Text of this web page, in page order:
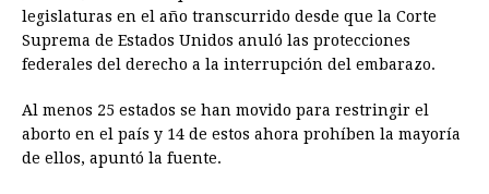
legislaturas en el año transcurrido desde que la Corte
Suprema de Estados Unidos anuló las protecciones
federales del derecho a la interrupción del embarazo.
Al menos 25 estados se han movido para restringir el
aborto en el país y 14 de estos ahora prohíben la mayoría
de ellos, apuntó la fuente.